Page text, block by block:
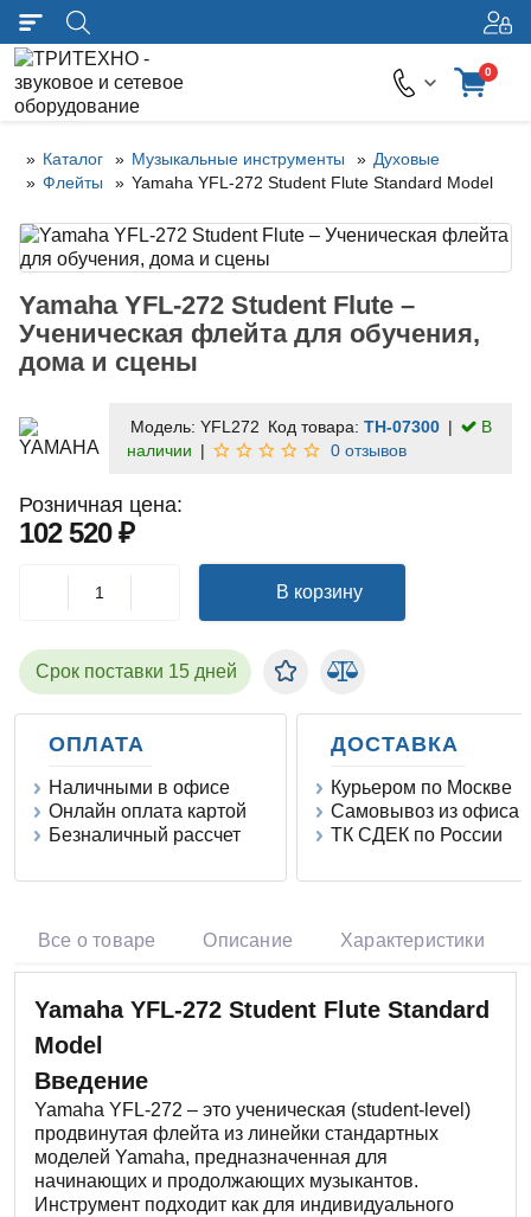
0
Каталог Музыкальные инструменты
Духовые
Флейты
Yamaha YFL-272 Student Flute Standard Model
Yamaha YFL-272 Student Flute –
Ученическая флейта для обучения,
дома и сцены
Модель: YFL272 Код товара: TH-07300
В
наличии
0 отзывов
Розничная цена:
102 520 ₽
В корзину
Срок поставки 15 дней
ОПЛАТА
Наличными в офисе
Онлайн оплата картой
Безналичный рассчет
ДОСТАВКА
Курьером по Москве
Самовывоз из офиса
ТК СДЕК по России
Все о товаре Описание Характеристики
Yamaha YFL-272 Student Flute Standard
Model
Введение
Yamaha YFL-272 – это ученическая (student-level)
продвинутая флейта из линейки стандартных
моделей Yamaha, предназначенная для
начинающих и продолжающих музыкантов.
Инструмент подходит как для индивидуального